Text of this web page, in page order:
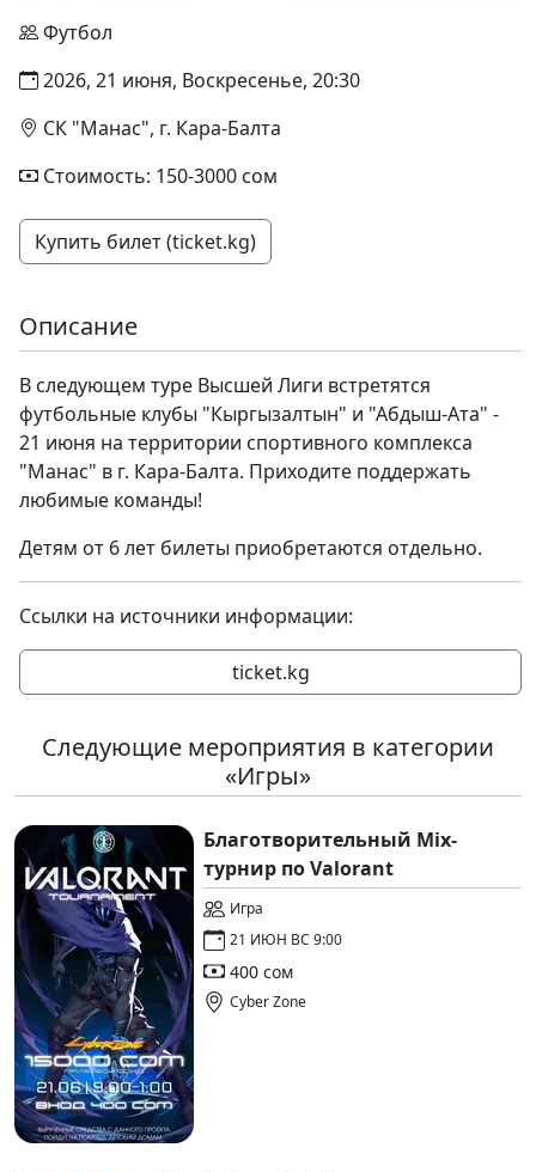
Футбол
2026, 21 июня, Воскресенье, 20:30
СК "Манас", г. Кара-Балта
Стоимость: 150-3000 сом
Купить билет (ticket.kg)
Описание
В следующем туре Высшей Лиги встретятся
футбольные клубы "Кыргызалтын" и "Абдыш-Ата" -
21 июня на территории спортивного комплекса
"Манас" в г. Кара-Балта. Приходите поддержать
любимые команды!
Детям от 6 лет билеты приобретаются отдельно.
Ссылки на источники информации:
ticket.kg
Следующие мероприятия в категории
«Игры»
Благотворительный Mix-
турнир по Valorant
Игра
21 ИЮН ВС 9:00
400 сом
Cyber Zone